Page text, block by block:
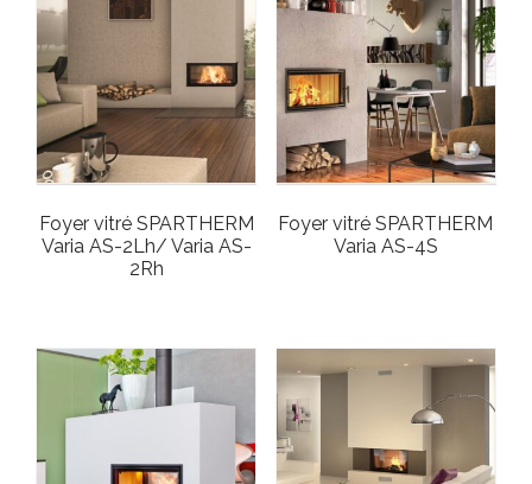
Foyer vitré SPARTHERM
Varia AS-2Lh/ Varia AS-
2Rh
Foyer vitré SPARTHERM
Varia AS-4S